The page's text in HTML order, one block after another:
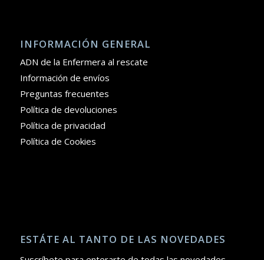
INFORMACIÓN GENERAL
ADN de la Enfermera al rescate
Información de envíos
Preguntas frecuentes
Política de devoluciones
Política de privacidad
Política de Cookies
ESTÁTE AL TANTO DE LAS NOVEDADES